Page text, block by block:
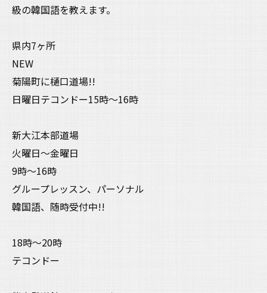
級の韓国語を教えます。
県内7ヶ所
NEW
菊陽町に樋口道場!!
日曜日テコンドー15時〜16時
新大江本部道場
火曜日〜金曜日
9時〜16時
グループレッスン、パーソナル
韓国語、随時受付中!!
18時〜20時
テコンドー